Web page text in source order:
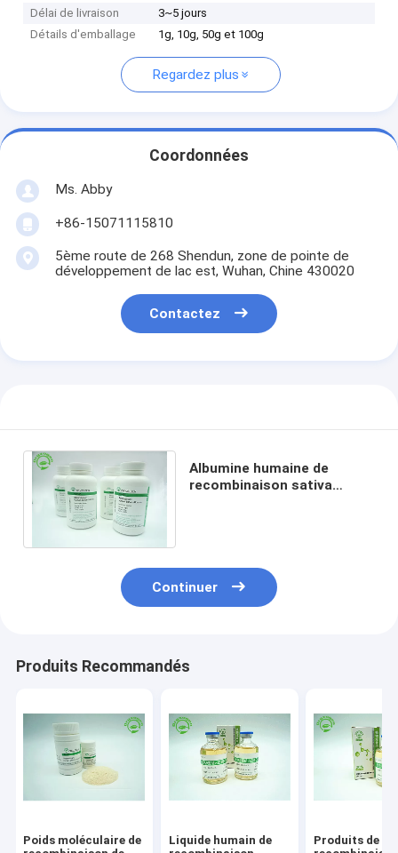
Délai de livraison
3~5 jours
Détails d'emballage
1g, 10g, 50g et 100g
Regardez plus
Coordonnées
Ms. Abby
+86-15071115810
5ème route de 268 Shendun, zone de pointe de
développement de lac est, Wuhan, Chine 430020
Contactez
Albumine humaine de
recombinaison sativa
Continuer
Produits Recommandés
Poids moléculaire de
Liquide humain de
Produits de